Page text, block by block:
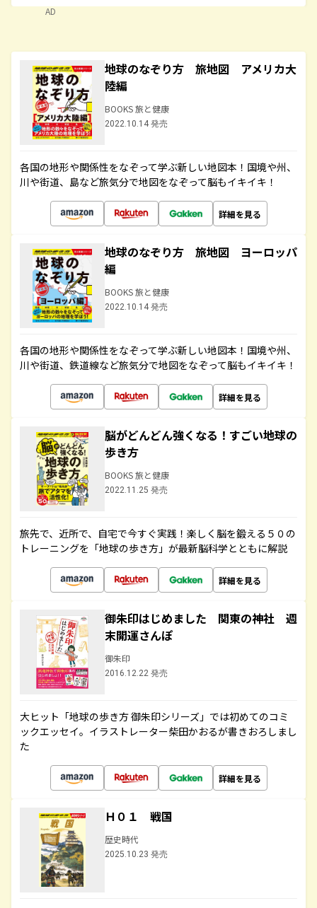
AD
地球のなぞり方 旅地図 アメリカ大
陸編
BOOKS 旅と健康
2022.10.14 発売
各国の地形や関係性をなぞって学ぶ新しい地図本！国境や州、
川や街道、島など旅気分で地図をなぞって脳もイキイキ！
詳細を見る
地球のなぞり方 旅地図 ヨーロッパ
編
BOOKS 旅と健康
2022.10.14 発売
各国の地形や関係性をなぞって学ぶ新しい地図本！国境や州、
川や街道、鉄道線など旅気分で地図をなぞって脳もイキイキ！
詳細を見る
脳がどんどん強くなる！すごい地球の
歩き方
BOOKS 旅と健康
2022.11.25 発売
旅先で、近所で、自宅で今すぐ実践！楽しく脳を鍛える５０の
トレーニングを「地球の歩き方」が最新脳科学とともに解説
詳細を見る
御朱印はじめました 関東の神社 週
末開運さんぽ
御朱印
2016.12.22 発売
大ヒット「地球の歩き方 御朱印シリーズ」では初めてのコミ
ックエッセイ。イラストレーター柴田かおるが書きおろしまし
た
詳細を見る
Ｈ０１ 戦国
歴史時代
2025.10.23 発売